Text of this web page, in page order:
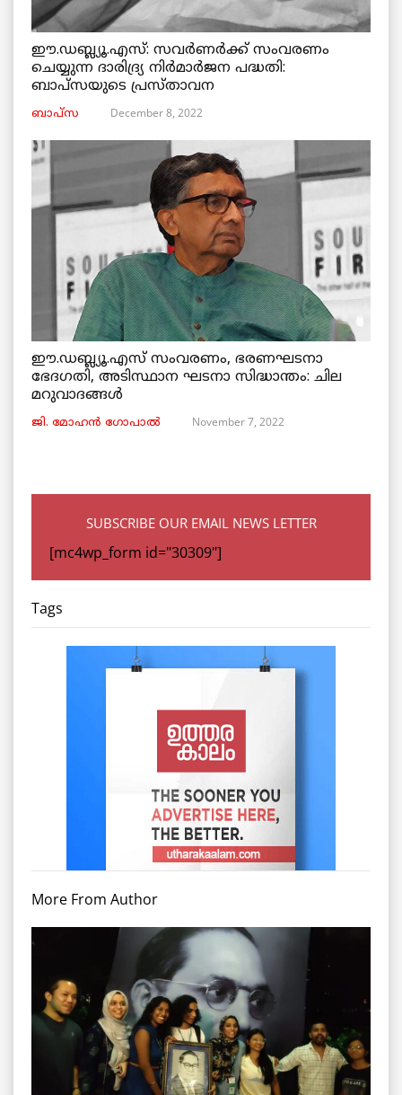
ഈ.ഡബ്ല്യൂ.എസ്: സവർണർക്ക് സംവരണം
ചെയ്യുന്ന ദാരിദ്ര്യ നിർമാർജന പദ്ധതി:
ബാപ്സയുടെ പ്രസ്താവന
ബാപ്സ December 8, 2022
ഈ.ഡബ്ല്യൂ.എസ് സംവരണം, ഭരണഘടനാ
ഭേദഗതി, അടിസ്ഥാന ഘടനാ സിദ്ധാന്തം: ചില
മറുവാദങ്ങൾ
ജി. മോഹൻ ഗോപാൽ November 7, 2022
SUBSCRIBE OUR EMAIL NEWS LETTER
[mc4wp_form id="30309"]
Tags
More From Author